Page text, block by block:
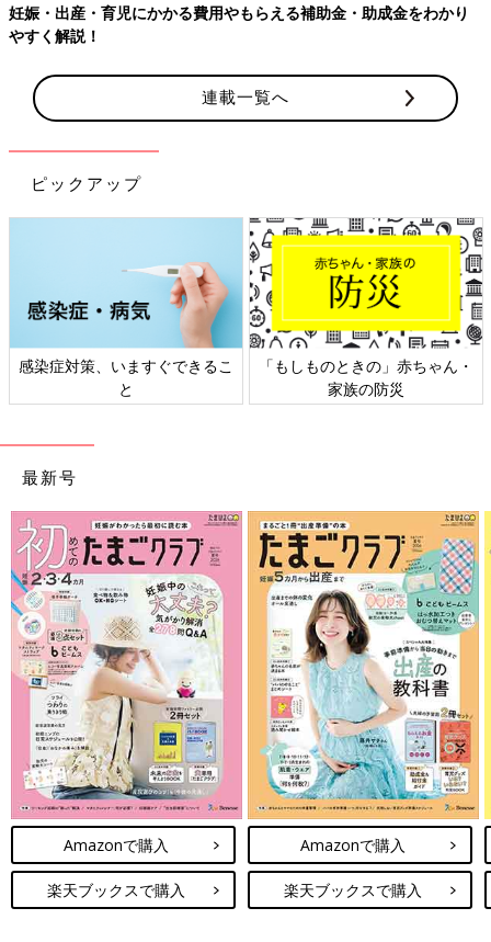
妊娠・出産・育児にかかる費用やもらえる補助金・助成金をわかり
やすく解説！
連載一覧へ
ピックアップ
感染症対策、いますぐできるこ
と
「もしものときの」赤ちゃん・
家族の防災
最新号
Amazonで購入
楽天ブックスで購入
Amazonで購入
楽天ブックスで購入